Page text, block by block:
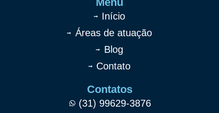
Início
Áreas de atuação
Blog
Contato
Contatos
(31) 99629-3876